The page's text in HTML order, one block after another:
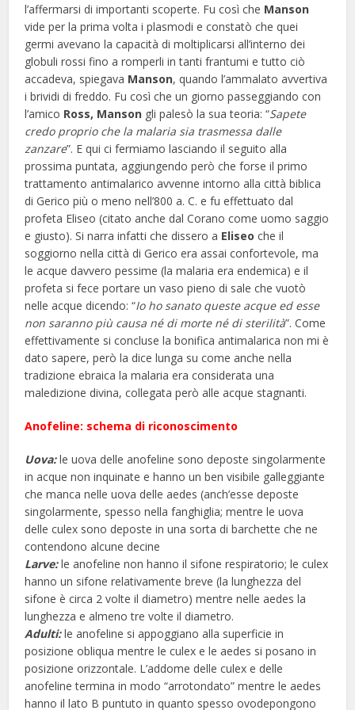
l’affermarsi di importanti scoperte. Fu così che Manson
vide per la prima volta i plasmodi e constatò che quei
germi avevano la capacità di moltiplicarsi all’interno dei
globuli rossi fino a romperli in tanti frantumi e tutto ciò
accadeva, spiegava Manson, quando l’ammalato avvertiva
i brividi di freddo. Fu così che un giorno passeggiando con
l’amico Ross, Manson gli palesò la sua teoria: “Sapete
credo proprio che la malaria sia trasmessa dalle
zanzare”. E qui ci fermiamo lasciando il seguito alla
prossima puntata, aggiungendo però che forse il primo
trattamento antimalarico avvenne intorno alla città biblica
di Gerico più o meno nell’800 a. C. e fu effettuato dal
profeta Eliseo (citato anche dal Corano come uomo saggio
e giusto). Si narra infatti che dissero a Eliseo che il
soggiorno nella città di Gerico era assai confortevole, ma
le acque davvero pessime (la malaria era endemica) e il
profeta si fece portare un vaso pieno di sale che vuotò
nelle acque dicendo: “Io ho sanato queste acque ed esse
non saranno più causa né di morte né di sterilità”. Come
effettivamente si concluse la bonifica antimalarica non mi è
dato sapere, però la dice lunga su come anche nella
tradizione ebraica la malaria era considerata una
maledizione divina, collegata però alle acque stagnanti.
Anofeline: schema di riconoscimento
Uova:le uova delle anofeline sono deposte singolarmente
in acque non inquinate e hanno un ben visibile galleggiante
che manca nelle uova delle aedes (anch’esse deposte
singolarmente, spesso nella fanghiglia; mentre le uova
delle culex sono deposte in una sorta di barchette che ne
contendono alcune decine
Larve: le anofeline non hanno il sifone respiratorio; le culex
hanno un sifone relativamente breve (la lunghezza del
sifone è circa 2 volte il diametro) mentre nelle aedes la
lunghezza e almeno tre volte il diametro.
Adulti: le anofeline si appoggiano alla superficie in
posizione obliqua mentre le culex e le aedes si posano in
posizione orizzontale. L’addome delle culex e delle
anofeline termina in modo “arrotondato” mentre le aedes
hanno il lato B puntuto in quanto spesso ovodepongono